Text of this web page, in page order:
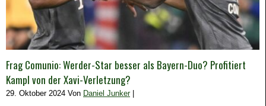
Frag Comunio: Werder-Star besser als Bayern-Duo? Profitiert
Kampl von der Xavi-Verletzung?
29. Oktober 2024 Von Daniel Junker|